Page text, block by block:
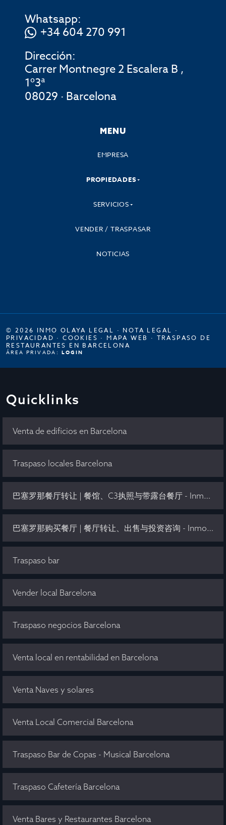
Whatsapp:
+34 604 270 991
Dirección:
Carrer Montnegre 2 Escalera B ,
1º3ª
08029 · Barcelona
MENU
EMPRESA
PROPIEDADES
SERVICIOS
VENDER / TRASPASAR
NOTICIAS
© 2026 INMO OLAYA LEGAL · NOTA LEGAL ·
PRIVACIDAD ·COOKIES · MAPA WEB · TRASPASO DE
RESTAURANTES EN BARCELONA
ÁREA PRIVADA: LOGIN
Quicklinks
Venta de edificios en Barcelona
Traspaso locales Barcelona
巴塞罗那餐厅转让 | 餐馆、C3执照与带露台餐厅 - Inmo Olaya
巴塞罗那购买餐厅 | 餐厅转让、出售与投资咨询 - Inmo Olaya
Traspaso bar
Vender local Barcelona
Traspaso negocios Barcelona
Venta local en rentabilidad en Barcelona
Venta Naves y solares
Venta Local Comercial Barcelona
Traspaso Bar de Copas - Musical Barcelona
Traspaso Cafetería Barcelona
Venta Bares y Restaurantes Barcelona